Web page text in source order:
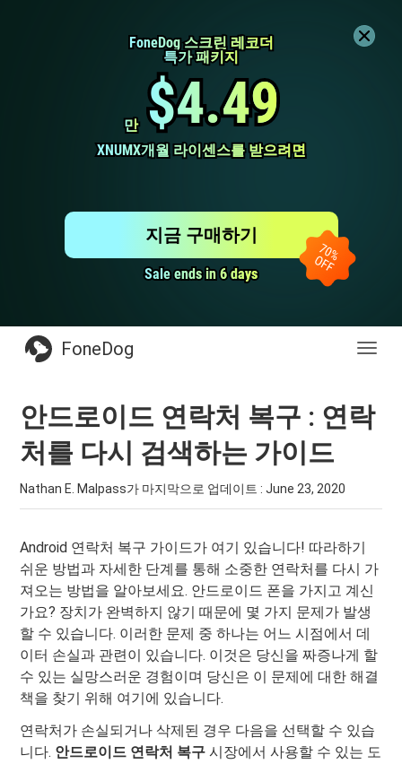
FoneDog 스크린 레코더
FoneDog 스크린 레코더
특가 패키지
특가 패키지
만
만 $4.49
$4.49
XNUMX개월 라이센스를 받으려면
XNUMX개월 라이센스를 받으려면
Sale ends in 6 days
Sale ends in 6 days
지금 구매하기
전
FoneDog
안드로이드 연락처 복구 : 연락
처를 다시 검색하는 가이드
Nathan E. Malpass가 마지막으로 업데이트 :June 23, 2020
Android 연락처 복구 가이드가 여기 있습니다! 따라하기
쉬운 방법과 자세한 단계를 통해 소중한 연락처를 다시 가
져오는 방법을 알아보세요. 안드로이드 폰을 가지고 계신
가요? 장치가 완벽하지 않기 때문에 몇 가지 문제가 발생
할 수 있습니다. 이러한 문제 중 하나는 어느 시점에서 데
이터 손실과 관련이 있습니다. 이것은 당신을 짜증나게 할
수 있는 실망스러운 경험이며 당신은 이 문제에 대한 해결
책을 찾기 위해 여기에 있습니다.
연락처가 손실되거나 삭제된 경우 다음을 선택할 수 있습
니다. 안드로이드 연락처 복구 시장에서 사용할 수 있는 도